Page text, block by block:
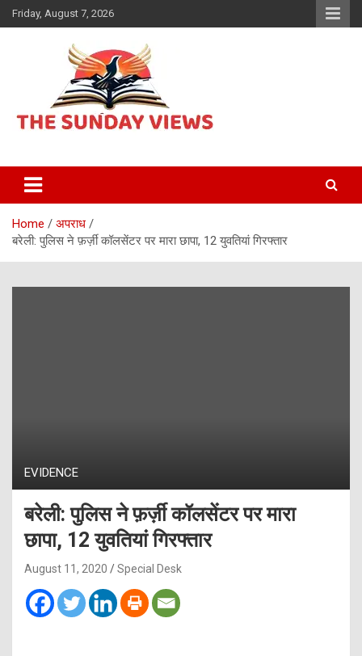
Skip
to
Friday, August 7, 2026
The Sunday views
Home
अपराध
बरेली: पुलिस ने फ़र्ज़ी कॉलसेंटर पर मारा छापा, 12 युवतियां गिरफ्तार
EVIDENCE
बरेली: पुलिस ने फ़र्ज़ी कॉलसेंटर पर मारा
छापा, 12 युवतियां गिरफ्तार
August 11, 2020 Special Desk